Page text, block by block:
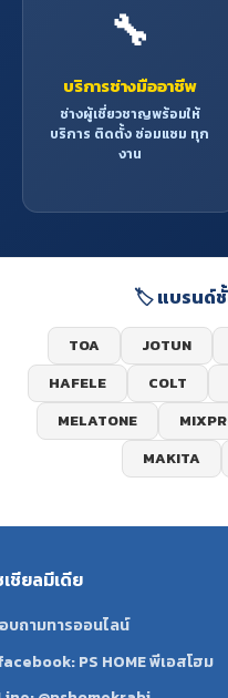
🔧
บริการช่างมืออาชีพ
ช่างผู้เชี่ยวชาญพร้อมให้
บริการ ติดตั้ง ซ่อมแซม ทุก
งาน
🏷️ แบรนด์ชั้
TOA JOTUN
HAFELE
COLT
MELATONE
MAKITA
เชียลมีเดีย
บถามทารออนไลน์
PS HOME พีเอสโฮม